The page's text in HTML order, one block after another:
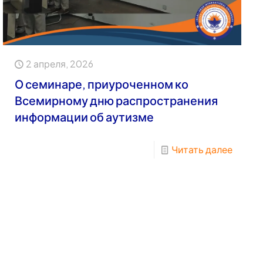
2 апреля, 2026
О семинаре, приуроченном ко
Всемирному дню распространения
информации об аутизме
Читать далее